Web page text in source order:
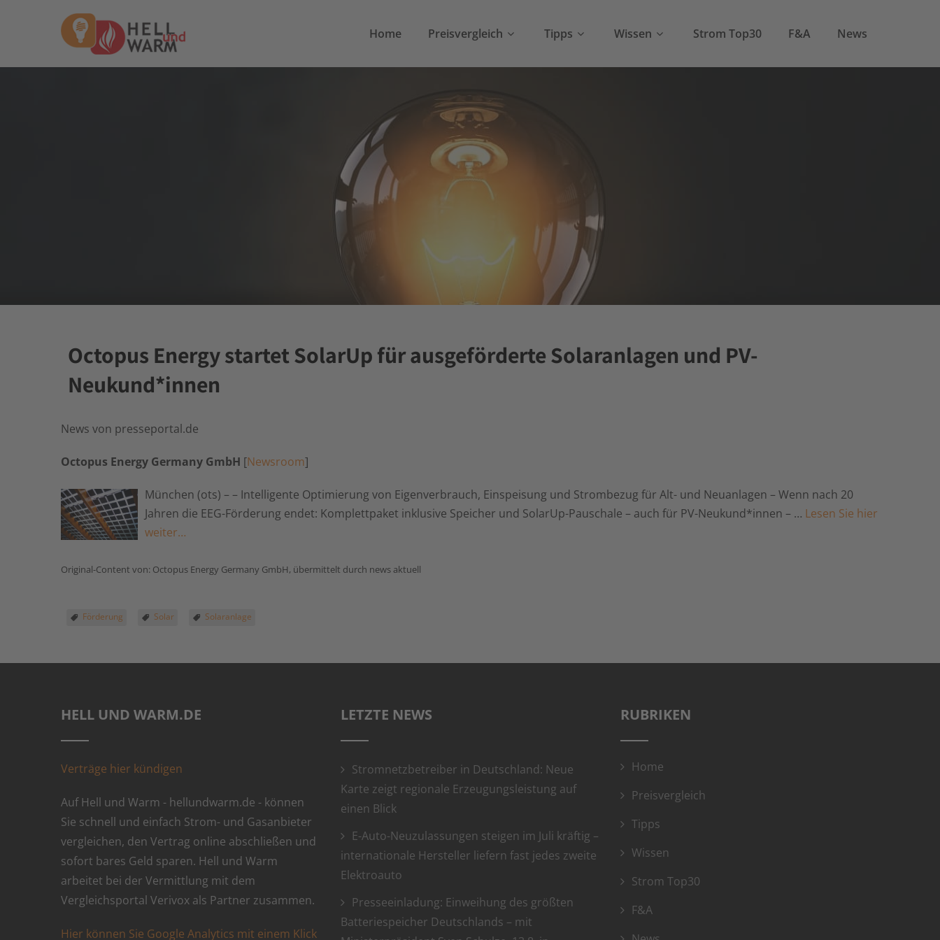
Home Preisvergleich Tipps Wissen Strom Top30 F&A News
Octopus Energy startet SolarUp für ausgeförderte Solaranlagen und PV-
Neukund*innen
News von presseportal.de
Octopus Energy Germany GmbH [Newsroom]
München (ots) – – Intelligente Optimierung von Eigenverbrauch, Einspeisung und Strombezug für Alt- und Neuanlagen – Wenn nach 20
Jahren die EEG-Förderung endet: Komplettpaket inklusive Speicher und SolarUp-Pauschale – auch für PV-Neukund*innen – … Lesen Sie hier
weiter…
Original-Content von: Octopus Energy Germany GmbH, übermittelt durch news aktuell
Förderung Solar Solaranlage
HELL UND WARM.DE
Verträge hier kündigen
Auf Hell und Warm - hellundwarm.de - können
Sie schnell und einfach Strom- und Gasanbieter
vergleichen, den Vertrag online abschließen und
sofort bares Geld sparen. Hell und Warm
arbeitet bei der Vermittlung mit dem
Vergleichsportal Verivox als Partner zusammen.
Hier können Sie Google Analytics mit einem Klick
LETZTE NEWS
Stromnetzbetreiber in Deutschland: Neue
Karte zeigt regionale Erzeugungsleistung auf
einen Blick
E-Auto-Neuzulassungen steigen im Juli kräftig –
internationale Hersteller liefern fast jedes zweite
Elektroauto
Presseeinladung: Einweihung des größten
Batteriespeicher Deutschlands – mit
RUBRIKEN
Home
Preisvergleich
Tipps
Wissen
Strom Top30
F&A